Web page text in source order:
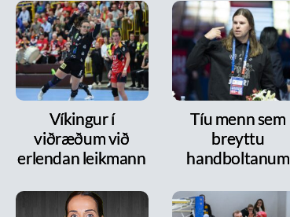
Víkingur í
viðræðum við
erlendan leikmann
Tíu menn sem
breyttu
handboltanum